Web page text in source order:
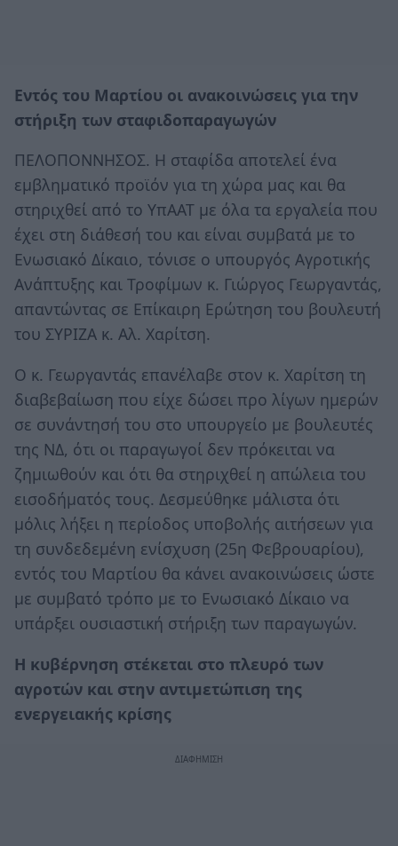
Εντός του Μαρτίου οι ανακοινώσεις για την
στήριξη των σταφιδοπαραγωγών
ΠΕΛΟΠΟΝΝΗΣΟΣ. Η σταφίδα αποτελεί ένα
εμβληματικό προϊόν για τη χώρα μας και θα
στηριχθεί από το ΥπΑΑΤ με όλα τα εργαλεία που
έχει στη διάθεσή του και είναι συμβατά με το
Ενωσιακό Δίκαιο, τόνισε ο υπουργός Αγροτικής
Ανάπτυξης και Τροφίμων κ. Γιώργος Γεωργαντάς,
απαντώντας σε Επίκαιρη Ερώτηση του βουλευτή
του ΣΥΡΙΖΑ κ. Αλ. Χαρίτση.
Ο κ. Γεωργαντάς επανέλαβε στον κ. Χαρίτση τη
διαβεβαίωση που είχε δώσει προ λίγων ημερών
σε συνάντησή του στο υπουργείο με βουλευτές
της ΝΔ, ότι οι παραγωγοί δεν πρόκειται να
ζημιωθούν και ότι θα στηριχθεί η απώλεια του
εισοδήματός τους. Δεσμεύθηκε μάλιστα ότι
μόλις λήξει η περίοδος υποβολής αιτήσεων για
τη συνδεδεμένη ενίσχυση (25η Φεβρουαρίου),
εντός του Μαρτίου θα κάνει ανακοινώσεις ώστε
με συμβατό τρόπο με το Ενωσιακό Δίκαιο να
υπάρξει ουσιαστική στήριξη των παραγωγών.
Η κυβέρνηση στέκεται στο πλευρό των
αγροτών και στην αντιμετώπιση της
ενεργειακής κρίσης